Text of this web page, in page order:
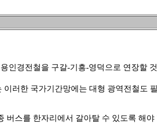
인경전철을 구갈-기흥-영덕으로 연장할
러한 국가기간망에는 대형 광역전철도
스를 한자리에서 갈아탈 수 있도록 해야